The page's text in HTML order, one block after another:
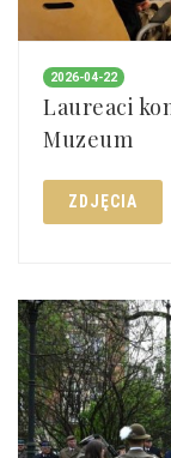
2026-04-22
Laureaci
Muzeum
ZDJĘCIA